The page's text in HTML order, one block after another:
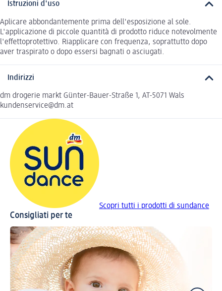
Istruzioni d'uso
Aplicare abbondantemente prima dell'esposizione al sole.
L'applicazione di piccole quantità di prodotto riduce notevolmente
l'eﬀettoprotettivo. Riapplicare con frequenza, soprattutto dopo
aver traspirato o dopo essersi bagnati o asciugati.
Indirizzi
dm drogerie markt Günter-Bauer-Straße 1, AT-5071 Wals
kundenservice@dm.at
Scopri tutti i prodotti di sundance
Consigliati per te